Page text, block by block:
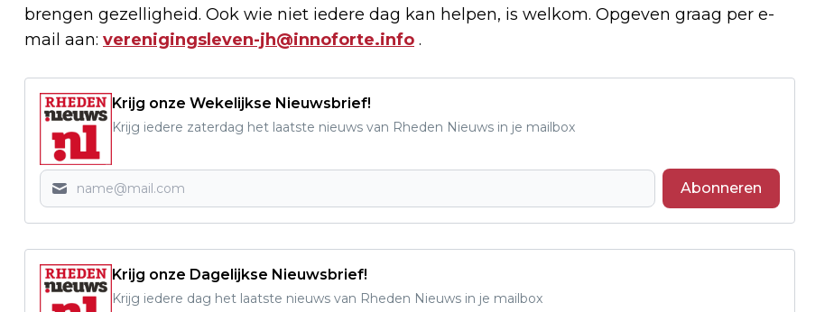
brengen gezelligheid. Ook wie niet iedere dag kan helpen, is welkom. Opgeven graag per e-
mail aan: verenigingsleven-jh@innoforte.info .
Krijg onze Wekelijkse Nieuwsbrief!
Krijg iedere zaterdag het laatste nieuws van Rheden Nieuws in je mailbox
Abonneren
Krijg onze Dagelijkse Nieuwsbrief!
Krijg iedere dag het laatste nieuws van Rheden Nieuws in je mailbox